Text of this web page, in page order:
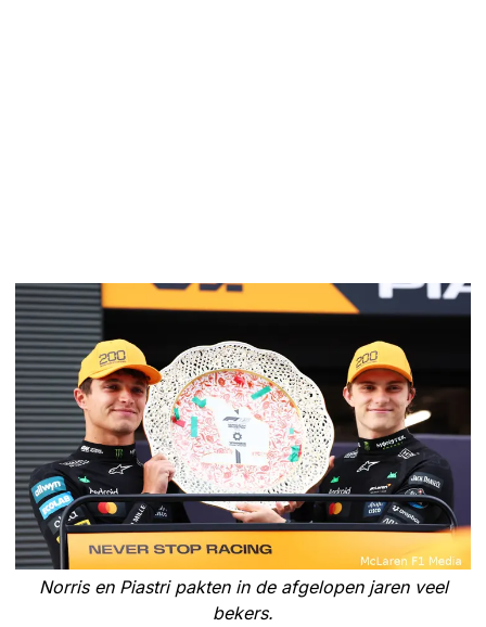
Norris en Piastri pakten in de afgelopen jaren veel
bekers.